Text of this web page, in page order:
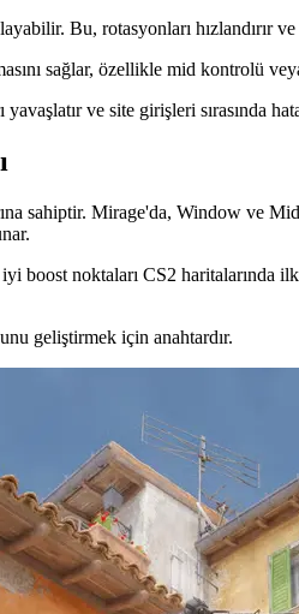
Bu, rotasyonları hızlandırır
sağlar, özellikle mid kontrolü
ve site girişleri sırasında hata
sahiptir. Mirage'da, Window ve
boost noktaları CS2 haritalarında
geliştirmek için anahtardır.